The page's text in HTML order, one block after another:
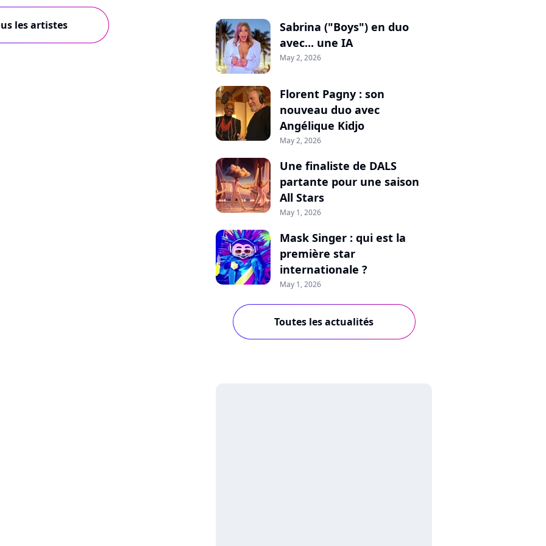
les artistes
Sabrina ("Boys") en duo
avec... une IA
May 2, 2026
Florent Pagny : son
nouveau duo avec
Angélique Kidjo
May 2, 2026
Une finaliste de DALS
partante pour une saison
All Stars
May 1, 2026
Mask Singer : qui est la
première star
internationale ?
May 1, 2026
Toutes les actualités